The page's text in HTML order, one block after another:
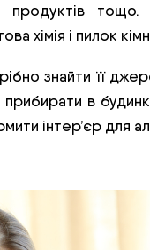
тощо.
хімія і пилок
знайти її
в
інтер’єр для